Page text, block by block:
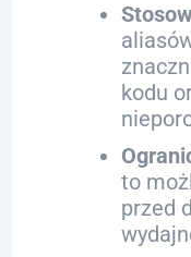
kodu
to
przed